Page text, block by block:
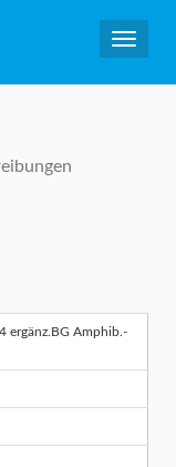
ergänz.BG Amphib.-